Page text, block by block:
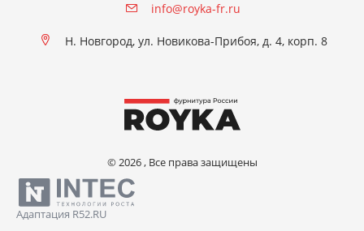
info@royka-fr.ru
Н. Новгород, ул. Новикова-Прибоя, д. 4, корп. 8
© 2026 , Все права защищены
Адаптация R52.RU